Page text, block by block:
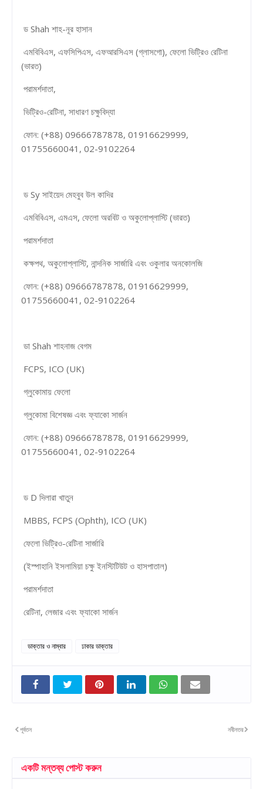
ড Shah শাহ-নূর হাসান
এমবিবিএস, এফসিপিএস, এফআরসিএস (গ্লাসগো), ফেলো ভিট্রিও রেটিনা
(ভারত)
পরামর্শদাতা,
ভিট্রিও-রেটিনা, সাধারণ চক্ষুবিদ্যা
ফোন: (+88) 09666787878, 01916629999,
01755660041, 02-9102264
ড Sy সাইয়েদ মেহবুব উল কাদির
এমবিবিএস, এমএস, ফেলো অরবিট ও অকুলোপ্লাস্টি (ভারত)
পরামর্শদাতা
কক্ষপথ, অকুলোপ্লাস্টি, নান্দনিক সার্জারি এবং ওকুলার অনকোলজি
ফোন: (+88) 09666787878, 01916629999,
01755660041, 02-9102264
ডা Shah শাহনাজ বেগম
FCPS, ICO (UK)
গ্লুকোমায় ফেলো
গ্লুকোমা বিশেষজ্ঞ এবং ফ্যাকো সার্জন
ফোন: (+88) 09666787878, 01916629999,
01755660041, 02-9102264
ড D দিলারা খাতুন
MBBS, FCPS (Ophth), ICO (UK)
ফেলো ভিট্রিও-রেটিনা সার্জারি
(ইস্পাহানি ইসলামিয়া চক্ষু ইনস্টিটিউট ও হাসপাতাল)
পরামর্শদাতা
রেটিনা, লেজার এবং ফ্যাকো সার্জন
ডাক্তার ও নাম্বার ঢাকার ডাক্তার
নবীনতর
পূর্বতন
একটি মন্তব্য পোস্ট করুন